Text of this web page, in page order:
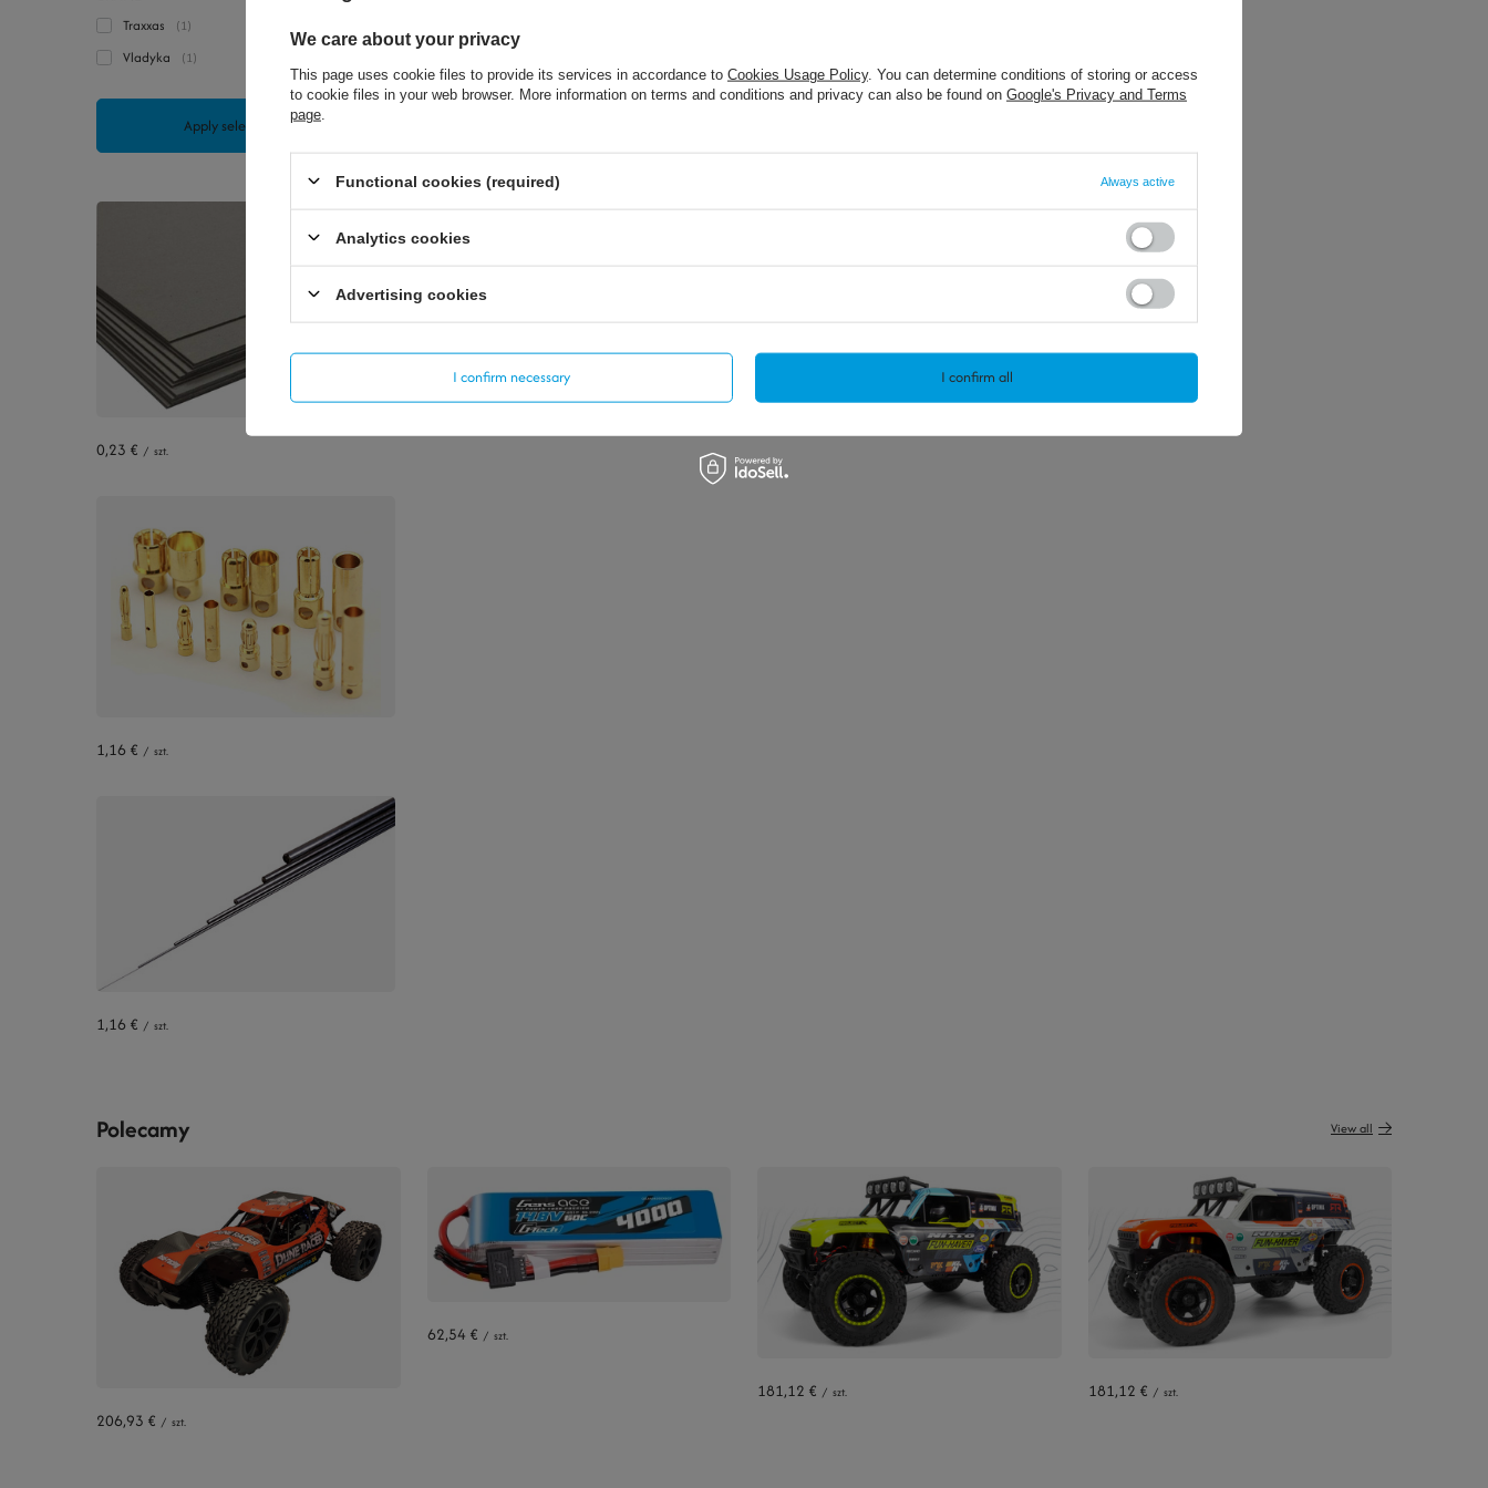
Traxxas 1
Vladyka 1
Apply selected filters
0,23 € / szt.
1,16 € / szt.
1,16 € / szt.
Polecamy View all
206,93 € / szt.
62,54 € / szt.
181,12 € / szt. 181,12 € / szt.
We care about your privacy
This page uses cookie files to provide its services in accordance to Cookies Usage Policy. You can determine conditions of storing or access
to cookie files in your web browser. More information on terms and conditions and privacy can also be found on Google's Privacy and Terms
page
Functional cookies (required) Always active
Analytics cookies
Advertising cookies
I confirm necessary I confirm all